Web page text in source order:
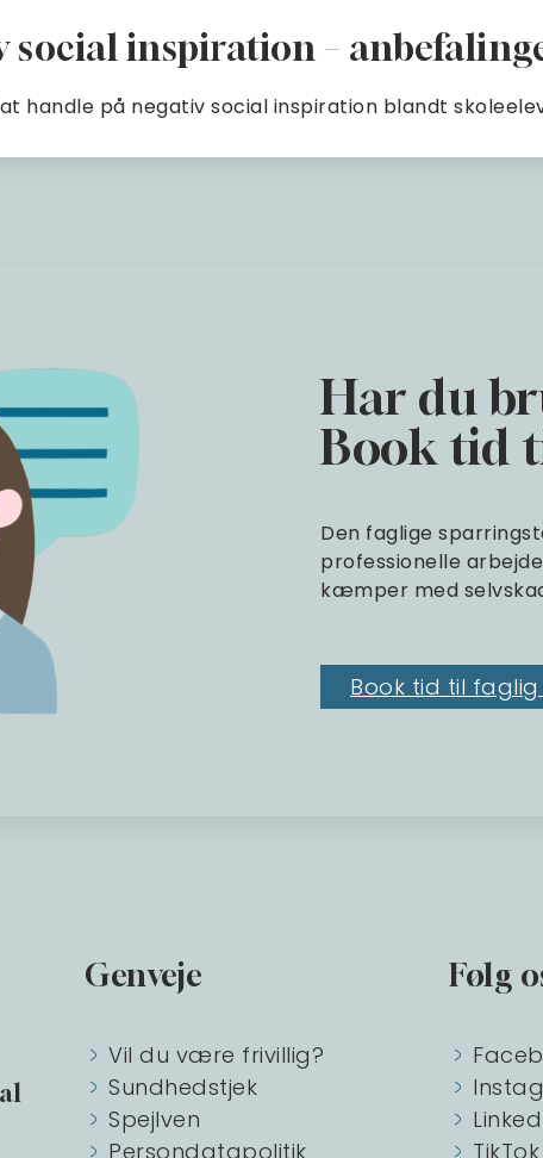
social inspiration –
handle på negativ social inspiration blandt
Har du
Book tid
Den faglige
professionelle
kæmper med
Book tid til
Genveje
Vil du være frivillig?
Sundhedstjek
Spejlven
Persondatapolitik
Følg
TikTok